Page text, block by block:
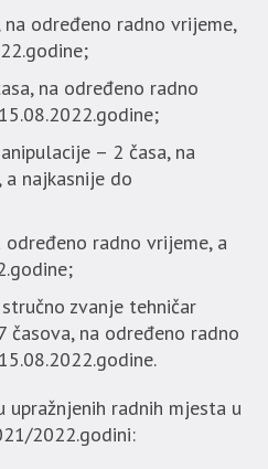
određeno radno vrijeme,
na određeno radno
– 2 časa, na
najkasnije do
određeno radno vrijeme, a
zvanje tehničar
časova, na određeno radno
upražnjenih radnih mjesta u
2022.godini: